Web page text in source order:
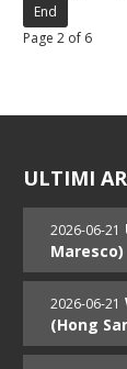
End
Page 2 of 6
ULTIMI
2026-06-21
Maresco)
2026-06-21
(Hong